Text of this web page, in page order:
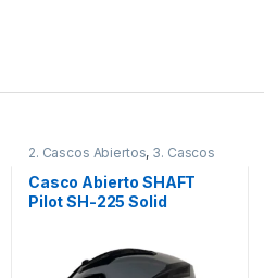
2. Cascos Abiertos, 3. Cascos
,
Casco Abierto SHAFT
Pilot SH-225 Solid